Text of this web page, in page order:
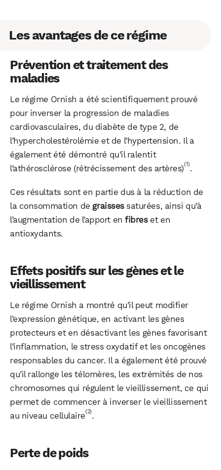
Les avantages de ce régime
Prévention et traitement des
maladies
Le régime Ornish a été scientifiquement prouvé
pour inverser la progression de maladies
cardiovasculaires, du diabète de type 2, de
l’hypercholestérolémie et de l’hypertension. Il a
également été démontré qu’il ralentit
l’athérosclérose (rétrécissement des artères)(1).
Ces résultats sont en partie dus à la réduction de
la consommation de graissessaturées, ainsi qu’à
l’augmentation de l’apport enfibreset en
antioxydants.
Effets positifs sur les gènes et le
vieillissement
Le régime Ornish a montré qu’il peut modifier
l’expression génétique, en activant les gènes
protecteurs et en désactivant les gènes favorisant
l’inflammation, le stress oxydatif et les oncogènes
responsables du cancer. Il a également été prouvé
qu’il rallonge les télomères, les extrémités de nos
chromosomes qui régulent le vieillissement, ce qui
permet de commencer à inverser le vieillissement
au niveau cellulaire(2).
Perte de poids